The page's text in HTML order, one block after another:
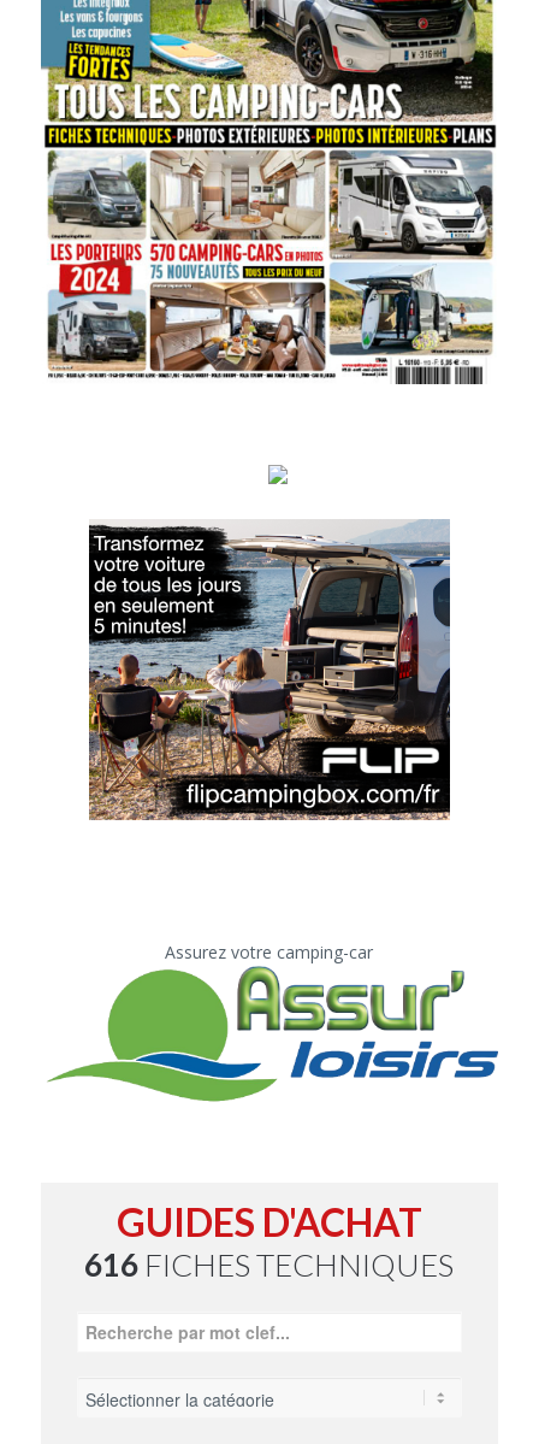
Assurez votre camping-car
GUIDES D'ACHAT
616 FICHES TECHNIQUES